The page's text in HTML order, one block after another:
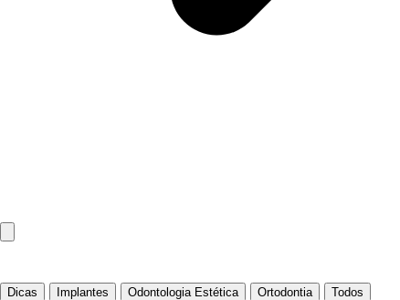
Dicas Implantes Odontologia Estética Ortodontia Todos